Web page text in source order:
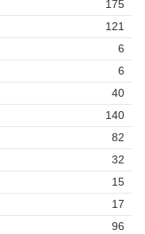
175
121
6
6
40
140
82
32
15
17
96